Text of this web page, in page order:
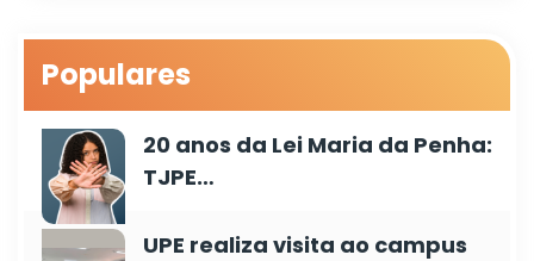
Populares
20 anos da Lei Maria da Penha:
TJPE…
UPE realiza visita ao campus